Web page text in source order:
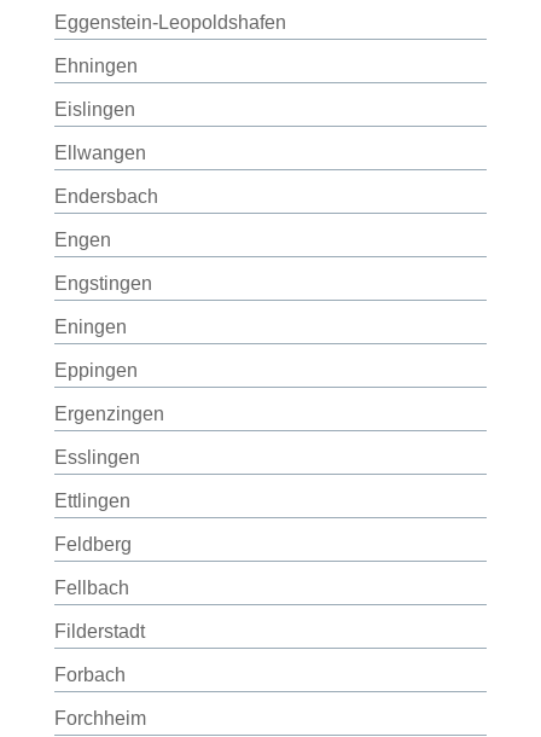
Eggenstein-Leopoldshafen
Ehningen
Eislingen
Ellwangen
Endersbach
Engen
Engstingen
Eningen
Eppingen
Ergenzingen
Esslingen
Ettlingen
Feldberg
Fellbach
Filderstadt
Forbach
Forchheim